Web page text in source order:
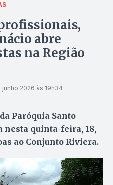
abre
na Região
junho 2026 às 19h34
Paróquia Santo
nesta quinta-feira, 18,
ao Conjunto Riviera.